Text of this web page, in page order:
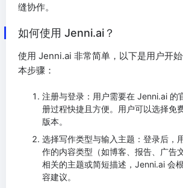
缝协作。
如何使用 Jenni.ai？
使用 Jenni.ai 非常简单，以下是用户开
本步骤：
注册与登录：用户需要在 Jenni.ai 的
册过程快捷且方便。用户可以选择免
版本。
选择写作类型与输入主题：登录后，
作的内容类型（如博客、报告、广告
相关的主题或简短描述，Jenni.ai 会
容建议。